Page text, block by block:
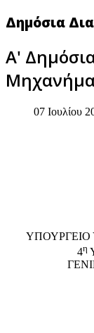
Δημόσια
Α'
07 Ιουλίου
ΥΠΟΥΡΓΕΙΟ
4η